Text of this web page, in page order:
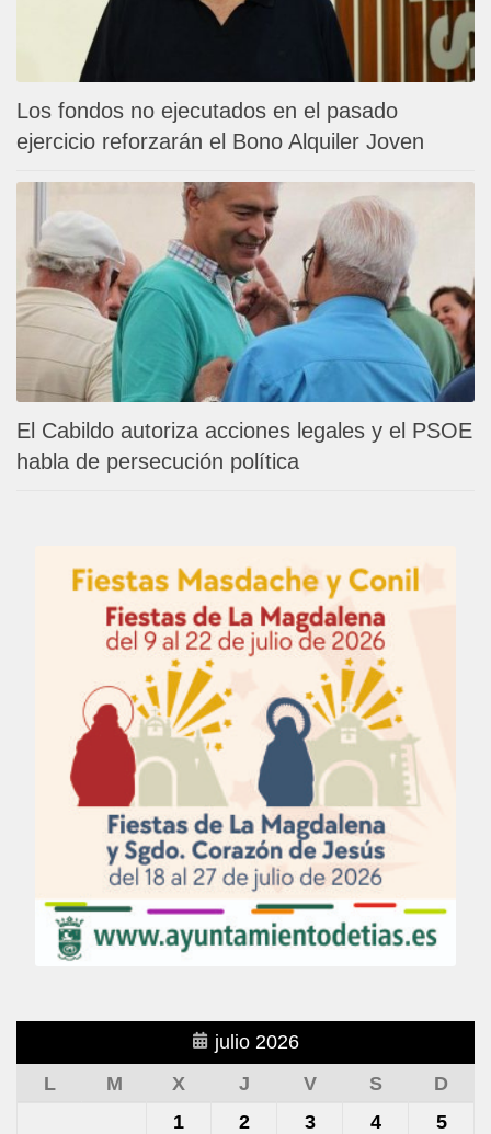
Los fondos no ejecutados en el pasado
ejercicio reforzarán el Bono Alquiler Joven
El Cabildo autoriza acciones legales y el PSOE
habla de persecución política
julio 2026
L
M X J V S
D
1
2 3 4
5